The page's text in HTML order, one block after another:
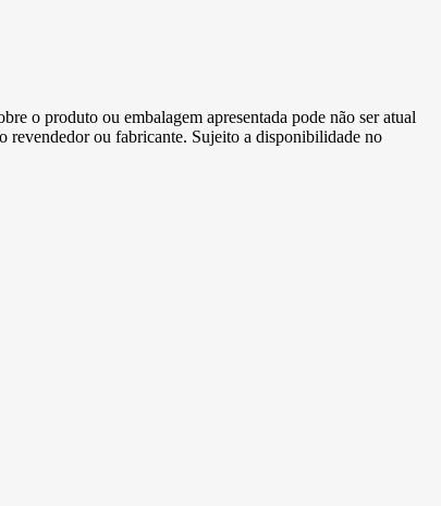
o produto ou embalagem apresentada pode não ser atual
revendedor ou fabricante. Sujeito a disponibilidade no